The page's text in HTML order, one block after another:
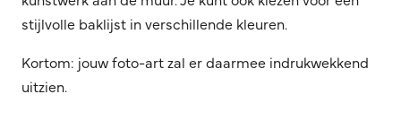
stijlvolle baklijst in verschillende kleuren.
Kortom: jouw foto-art zal er daarmee indrukwekkend
uitzien.